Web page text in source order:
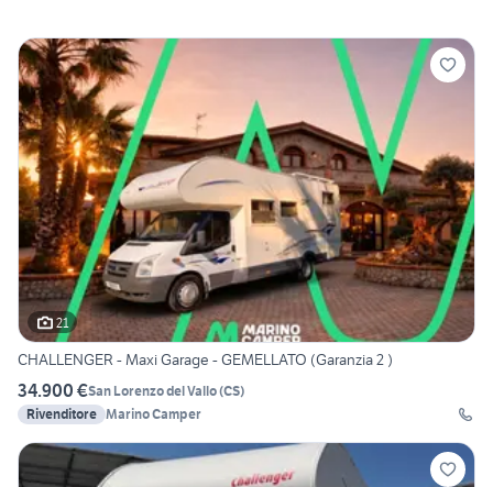
21
CHALLENGER - Maxi Garage - GEMELLATO (Garanzia 2 )
34.900 €San Lorenzo del Vallo(CS)
Rivenditore Marino Camper